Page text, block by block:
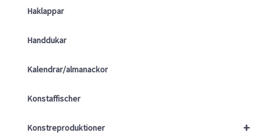
Haklappar
Handdukar
Kalendrar/almanackor
Konstaffischer
+
Konstreproduktioner